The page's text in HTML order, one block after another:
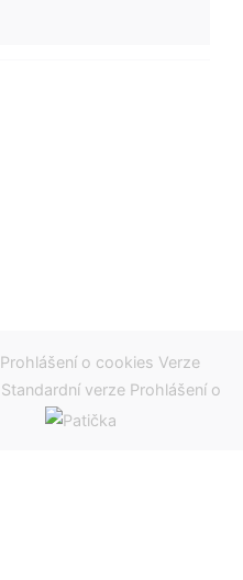
Prohlášení o cookies Verze
Standardní verze Prohlášení o